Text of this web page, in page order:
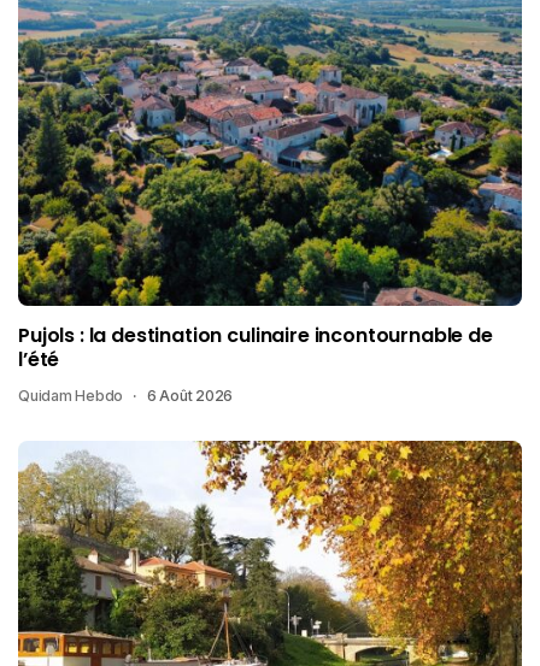
Pujols : la destination culinaire incontournable de
l’été
Quidam Hebdo 6 Août 2026